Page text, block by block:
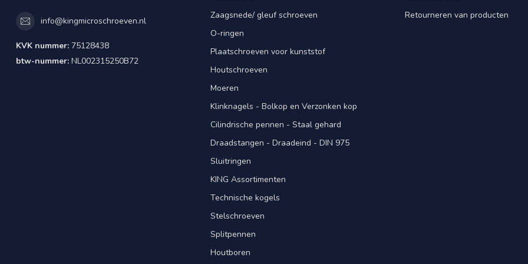
info@kingmicroschroeven.nl
KVK nummer: 75128438
btw-nummer: NL002315250B72
Zaagsnede/ gleuf schroeven
O-ringen
Plaatschroeven voor kunststof
Houtschroeven
Moeren
Klinknagels - Bolkop en Verzonken kop
Cilindrische pennen - Staal gehard
Draadstangen - Draadeind - DIN 975
Sluitringen
KING Assortimenten
Technische kogels
Stelschroeven
Splitpennen
Houtboren
Retourneren van producten